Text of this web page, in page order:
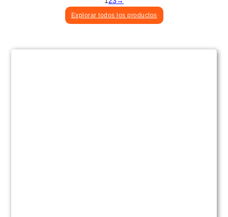
Explorar todos los productos